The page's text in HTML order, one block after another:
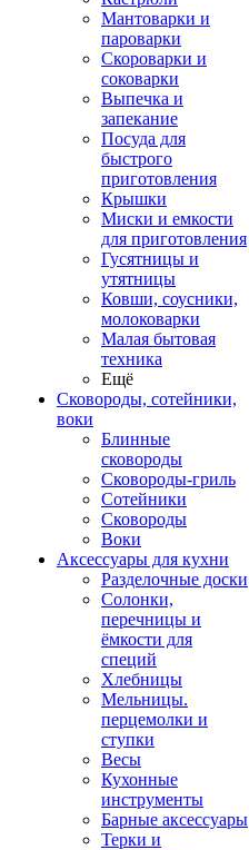
Мантоварки и
пароварки
Скороварки и
соковарки
Выпечка и
запекание
Посуда для
быстрого
приготовления
Крышки
Миски и емкости
для приготовления
Гусятницы и
утятницы
Ковши, соусники,
молоковарки
Малая бытовая
техника
Ещё
Сковороды, сотейники,
воки
Блинные
сковороды
Сковороды-гриль
Сотейники
Сковороды
Воки
Аксессуары для кухни
Разделочные доски
Солонки,
перечницы и
ёмкости для
специй
Хлебницы
Мельницы.
перцемолки и
ступки
Весы
Кухонные
инструменты
Барные аксессуары
Терки и